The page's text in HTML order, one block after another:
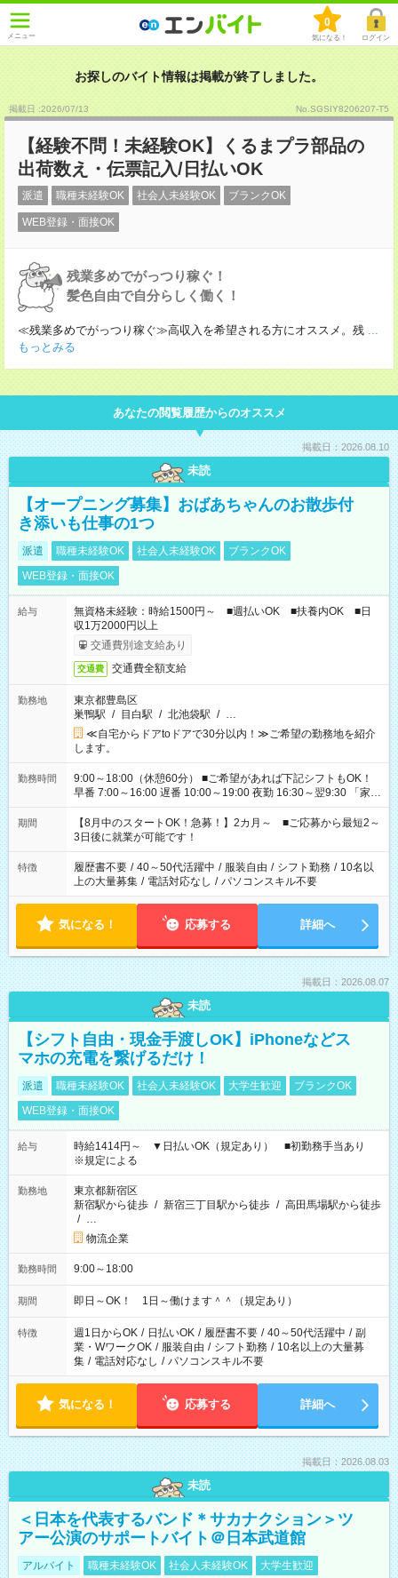
メニュー
0
気になる！ ログイン
お探しのバイト情報は掲載が終了しました。
掲載日 :2026/07/13 No.SGSIY8206207-T5
【経験不問！未経験OK】くるまプラ部品の
出荷数え・伝票記入/日払いOK
派遣 職種未経験OK 社会人未経験OK ブランクOK
WEB登録・面接OK
残業多めでがっつり稼ぐ！
髪色自由で自分らしく働く！
≪残業多めでがっつり稼ぐ≫高収入を希望される方にオススメ。残 ...
もっとみる
あなたの閲覧履歴からのオススメ
掲載日：2026.08.10
未読
【オープニング募集】おばあちゃんのお散歩付
き添いも仕事の1つ
派遣 職種未経験OK 社会人未経験OK
ブランクOK
WEB登録・面接OK
給与
無資格未経験：時給1500円～ ■週払いOK ■扶養内OK ■日
収1万2000円以上
交通費別途支給あり
交通費 交通費全額支給
勤務地
東京都豊島区
巣鴨駅 / 目白駅 / 北池袋駅 / …
≪自宅からドアtoドアで30分以内！≫ご希望の勤務地を紹介
します。
勤務時間
9:00～18:00（休憩60分） ■ご希望があれば下記シフトもOK！
早番 7:00～16:00 遅番 10:00～19:00 夜勤 16:30～翌9:30 「家族
と休みを合わせたい」 「余裕を持って夕飯の準備がしたい」
「できれば残業はしたくない」 など、ご希望を教えてください
ね。 ※Wワーク希望の方へ 今ご覧のお仕事で希望する勤務時間
と、もう1つのお仕事の勤務時間。 合計で週40時間を超える場
合は応募できません。
期間
【8月中のスタートOK！急募！】2カ月～ ■ご応募から最短2～
3日後に就業が可能です！
特徴 履歴書不要 / 40～50代活躍中 / 服装自由 / シフト勤務 / 10名以
上の大量募集 / 電話対応なし / パソコンスキル不要
気になる！ 応募する 詳細へ
掲載日：2026.08.07
未読
【シフト自由・現金手渡しOK】iPhoneなどス
マホの充電を繋げるだけ！
派遣 職種未経験OK 社会人未経験OK 大学生歓迎
ブランクOK
WEB登録・面接OK
給与
時給1414円～ ▼日払いOK（規定あり） ■初勤務手当あり
※規定による
勤務地
東京都新宿区
新宿駅から徒歩 / 新宿三丁目駅から徒歩 / 高田馬場駅から徒歩
/ …
物流企業
勤務時間 9:00～18:00
期間 即日～OK！ 1日～働けます＾＾（規定あり）
特徴 週1日からOK / 日払いOK / 履歴書不要 / 40～50代活躍中 / 副
業・WワークOK / 服装自由 / シフト勤務 / 10名以上の大量募
集 / 電話対応なし / パソコンスキル不要
気になる！ 応募する 詳細へ
掲載日：2026.08.03
未読
＜日本を代表するバンド＊サカナクション＞ツ
アー公演のサポートバイト＠日本武道館
アルバイト 職種未経験OK 社会人未経験OK
大学生歓迎